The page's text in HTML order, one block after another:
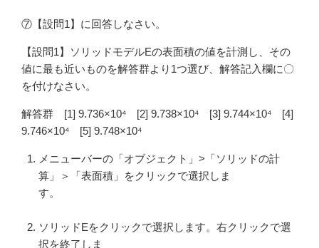
⑦【設問1】に回答しなさい。
【設問1】ソリッドモデルEの表面積の値を計測し、その
値に最も近いものを解答群より1つ選び、解答記入欄に〇
を付けなさい。
解答群 [1] 9.736×10⁴ [2] 9.738×10⁴ [3] 9.744×10⁴ [4]
9.746×10⁴ [5] 9.748×10⁴
メニューバーの「オブジェクト」>「ソリッドの計
算」＞「表面積」をクリックで選択しま
す。
ソリッドEをクリックで選択します。右クリックで選
択を終了しま